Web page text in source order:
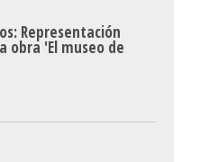
Representación
obra 'El museo de